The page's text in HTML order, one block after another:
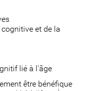
et de la
lié à l'âge
être bénéfique